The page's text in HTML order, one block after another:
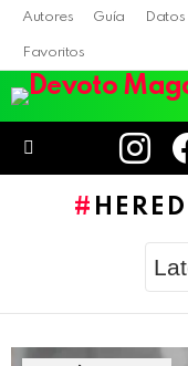
Autores Guía Datos
Favoritos